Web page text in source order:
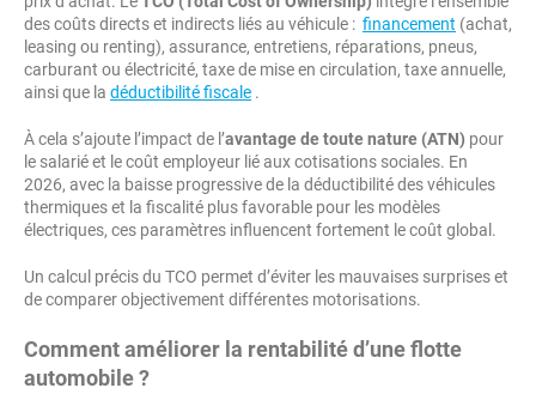
des coûts directs et indirects liés au véhicule : financement (achat,
leasing ou renting), assurance, entretiens, réparations, pneus,
carburant ou électricité, taxe de mise en circulation, taxe annuelle,
ainsi que la déductibilité fiscale .
À cela s’ajoute l’impact de l’avantage de toute nature (ATN) pour
le salarié et le coût employeur lié aux cotisations sociales. En
2026, avec la baisse progressive de la déductibilité des véhicules
thermiques et la fiscalité plus favorable pour les modèles
électriques, ces paramètres influencent fortement le coût global.
Un calcul précis du TCO permet d’éviter les mauvaises surprises et
de comparer objectivement différentes motorisations.
Comment améliorer la rentabilité d’une flotte
automobile?